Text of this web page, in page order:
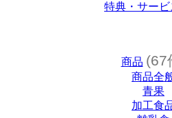
特典・サー
商品 (67
商品全
青果
加工食